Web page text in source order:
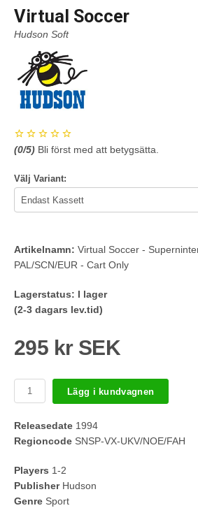
Virtual Soccer
Hudson Soft
(0/5) Bli först med att betygsätta.
Välj Variant:
Artikelnamn: Virtual Soccer -
PAL/SCN/EUR - Cart Only
Lagerstatus: I lager
(2-3 dagars lev.tid)
295 kr SEK
Lägg i kundvagnen
Releasedate 1994
Regioncode SNSP-VX-UKV/NOE/FAH
Players 1-2
PublisherHudson
Genre Sport